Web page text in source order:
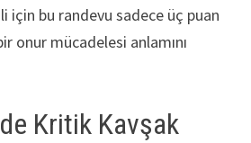
için bu randevu sadece üç puan
onur mücadelesi anlamını
Kritik Kavşak